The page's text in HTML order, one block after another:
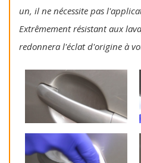
un, il ne nécessite pas
Extrêmement résistant aux
redonnera l'éclat d'origine à